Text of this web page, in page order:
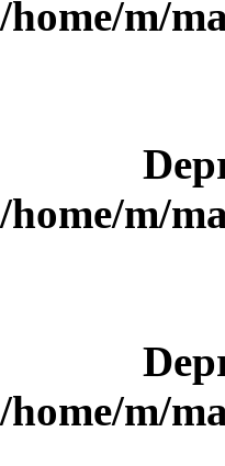
/home/m/
/home/m/
/home/m/